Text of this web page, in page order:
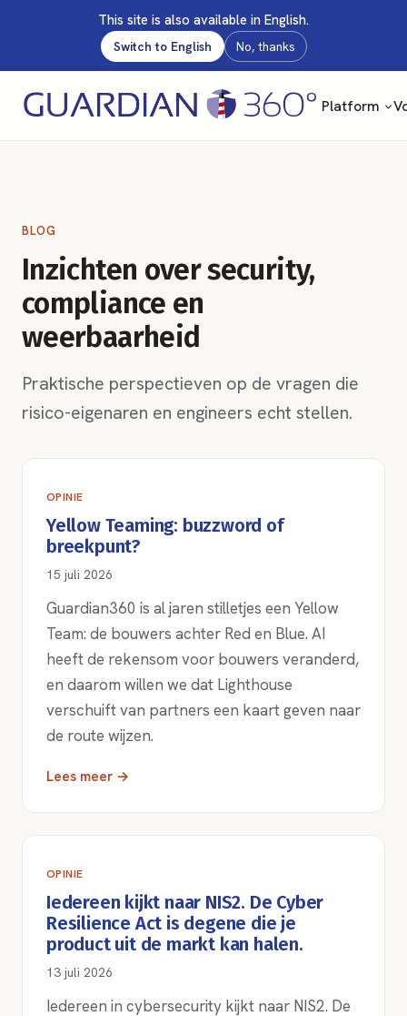
This site is also available in English.
Switch to English No, thanks
Platform
BLOG
Inzichten over security,
compliance en
weerbaarheid
Praktische perspectieven op de vragen die
risico-eigenaren en engineers echt stellen.
OPINIE
Yellow Teaming: buzzword of
breekpunt?
15 juli 2026
Guardian360 is al jaren stilletjes een Yellow
Team: de bouwers achter Red en Blue. AI
heeft de rekensom voor bouwers veranderd,
en daarom willen we dat Lighthouse
verschuift van partners een kaart geven naar
de route wijzen.
Lees meer →
OPINIE
Iedereen kijkt naar NIS2. De Cyber
Resilience Act is degene die je
product uit de markt kan halen.
13 juli 2026
Iedereen in cybersecurity kijkt naar NIS2. De